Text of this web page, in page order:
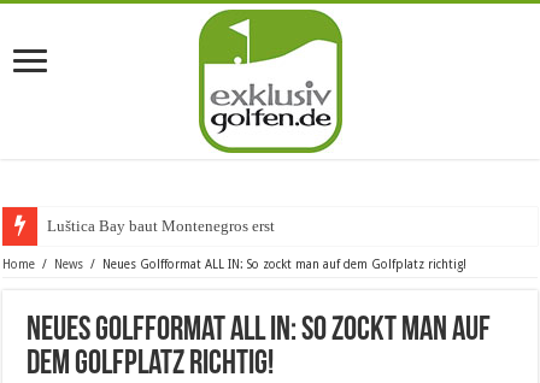
Luštica Bay baut Montenegros erste Golf-Comm
Home / News / Neues Golfformat ALL IN: So zockt man auf dem Golfplatz richtig!
Neues Golfformat ALL IN: So zockt man auf
dem Golfplatz richtig!